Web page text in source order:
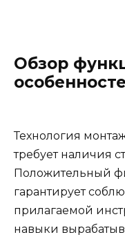
Обзор
Технология
требует наличия
Положительный
гарантирует
прилагаемой
навыки